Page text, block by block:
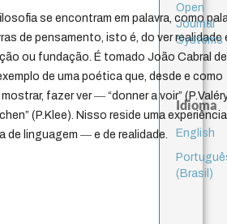
se encontram em palavra, como
de pensamento, isto é, do ver realidade
ou fundação. É tomado João Cabral
de uma poética que, desde e como
fazer ver ― “donner a voir”
(P.Klee). Nisso reside uma experiência
de linguagem ― e de realidade.
Open
Journal
Systems
Idioma
English
(Brasil)